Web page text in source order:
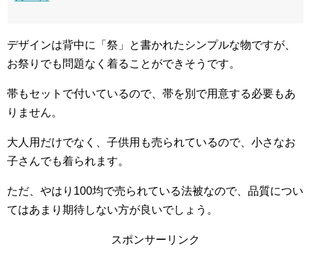
デザインは背中に「祭」と書かれたシンプルな物ですが、
お祭りでも問題なく着ることができそうです。
帯もセットで付いているので、帯を別で用意する必要もあ
りません。
大人用だけでなく、子供用も売られているので、小さなお
子さんでも着られます。
ただ、やはり100均で売られている法被なので、品質につい
てはあまり期待しない方が良いでしょう。
スポンサーリンク